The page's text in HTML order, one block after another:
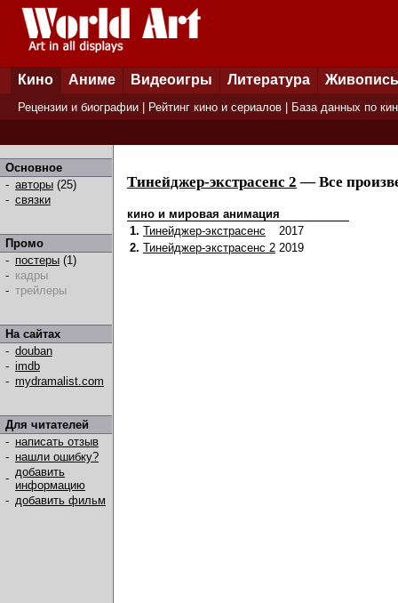
Кино Аниме Видеоигры Литература Живопись
Рецензии и биографии Рейтинг кино и сериалов База данных по
Основное
- авторы (25)
- связки
Промо
- постеры (1)
- кадры
- трейлеры
На сайтах
- douban
- imdb
- mydramalist.com
Для читателей
- написать отзыв
- нашли ошибку?
- добавить
информацию
- добавить фильм
Тинейджер-экстрасенс 2 — Все
кино и мировая анимация
1. Тинейджер-экстрасенс
2017
2. Тинейджер-экстрасенс 2 2019